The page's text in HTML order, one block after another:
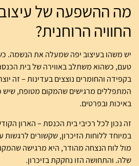
מה ההשפעה של
החוויה הרוחנית?
יש משהו בעיצוב יפה שמעלה את הנשמה.
טעם, כשהוא משתלב באווירה של בית
בקפידה והחומרים נוצצים בעדינות – זה
המתפללים מרגישים שהמקום מטופח, שיש
באיכות ובפרטים.
זה נכון לכל רכיבי בית הכנסת – הארון
במיוחד ללוחות הזיכרון, שקשורים
מול לוח הנצחה מהודר, היא מרגישה
שלה. והתחושה הזו נחקקת בזיכרון.